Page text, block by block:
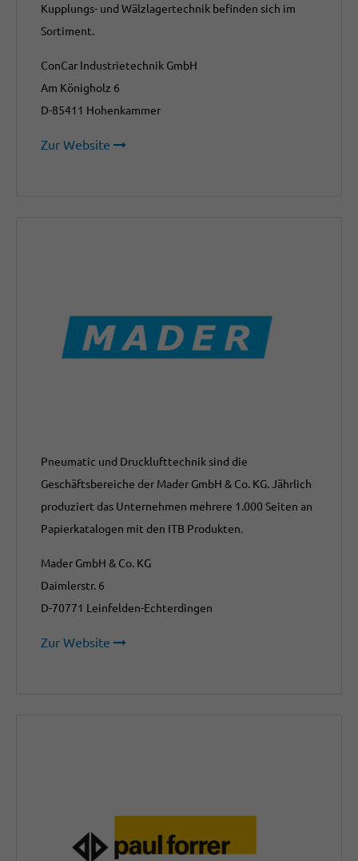
Kupplungs- und Wälzlagertechnik befinden sich im
Sortiment.
ConCar Industrietechnik GmbH
Am Königholz 6
D-85411 Hohenkammer
Zur Website
Pneumatic und Drucklufttechnik sind die
Geschäftsbereiche der Mader GmbH & Co. KG. Jährlich
produziert das Unternehmen mehrere 1.000 Seiten an
Papierkatalogen mit den ITB Produkten.
Mader GmbH & Co. KG
Daimlerstr. 6
D-70771 Leinfelden-Echterdingen
Zur Website